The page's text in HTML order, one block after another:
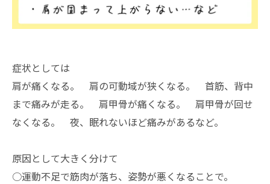
症状としては
肩が痛くなる。 肩の可動域が狭くなる。 首筋、背中
まで痛みが走る。 肩甲骨が痛くなる。 肩甲骨が回せ
なくなる。 夜、眠れないほど痛みがあるなど。
原因として大きく分けて
○運動不足で筋肉が落ち、姿勢が悪くなることで。